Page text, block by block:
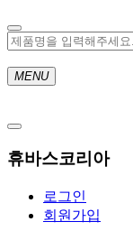
MENU
Toggle
휴바스코리아
로그인
회원가입